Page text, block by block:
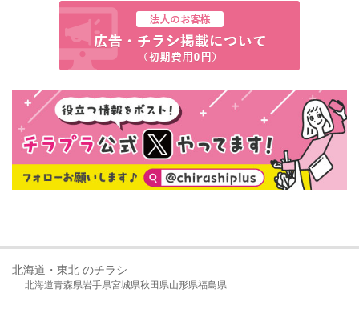
北海道・東北 のチラシ
北海道青森県岩手県宮城県秋田県山形県福島県